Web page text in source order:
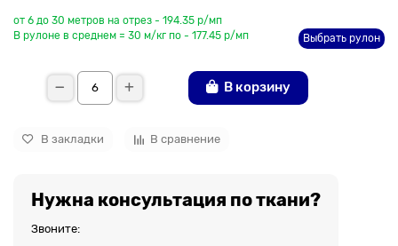
от 6 до 30 метров на отрез - 194.35 р/мп
В рулоне в среднем = 30 м/кг по - 177.45 р/мп
Выбрать рулон
В корзину
В закладки В сравнение
Нужна консультация по ткани?
Звоните: